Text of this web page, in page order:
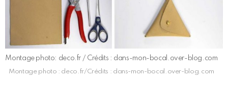
Montage photo: deco.fr / Crédits : dans-mon-bocal.over-blog.com
Montage photo : deco.fr/Crédits : dans-mon-bocal.over-blog.com